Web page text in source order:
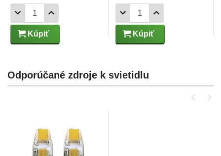
Kúpiť Kúpiť
Odporúčané zdroje k svietidlu